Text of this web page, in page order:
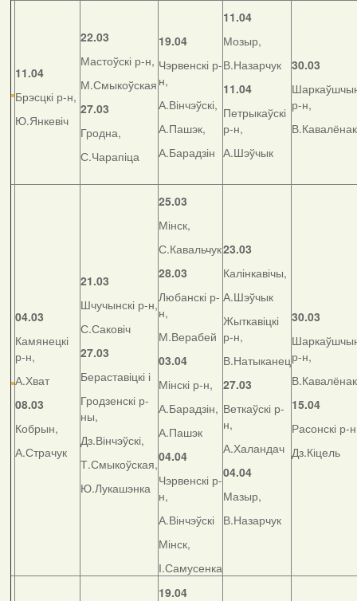
11.04
Брэсцкі р-н,
Ю.Янкевіч
22.03
Мастоўскі р-н,
М.Смыкоўская
27.03
Гродна,
С.Чарапіца
19.04
Чэрвенскі р-
н,
А.Вінчэўскі,
А.Пашэк,
А.Барадзін
11.04
Мозыр,
В.Назарчук
11.04
Петрыкаўскі
р-н,
А.Шэўчык
30.03
р-н,
В.Кавалёнак
04.03
Камянецкі
р-н,
А.Хват
08.03
Кобрын,
А.Страчук
21.03
Шчучынскі р-н,
С.Саковіч
27.03
Бераставіцкі і
Гродзенскі р-
ны,
Дз.Вінчэўскі,
Т.Смыкоўская,
Ю.Лукашэнка
25.03
Мінск,
С.Кавальчук
28.03
Любанскі р-
н,
М.Верабей
03.04
Мінскі р-н,
А.Барадзін,
А.Пашэк
04.04
Чэрвенскі р-
н,
А.Вінчэўскі
Мінск,
І.Самусенка
23.03
Калінкавічы,
А.Шэўчык
Жыткавіцкі
р-н,
В.Натыканец
27.03
Веткаўскі р-
н,
А.Халандач
04.04
Мазыр,
В.Назарчук
30.03
р-н,
В.Кавалёнак
15.04
Расонскі р-
Дз.Кіцель
19.04